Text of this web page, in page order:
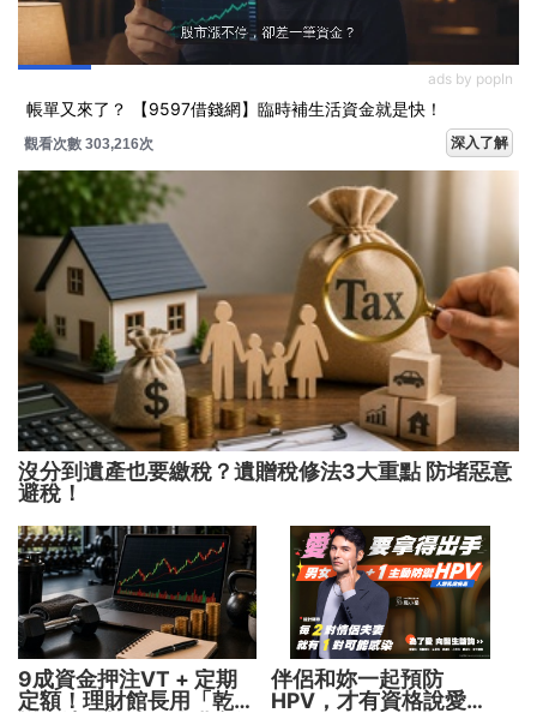
ads by popIn
帳單又來了？ 【9597借錢網】臨時補生活資金就是快！
觀看次數 303,216次 深入了解
沒分到遺產也要繳稅？遺贈稅修法3大重點 防堵惡意
避稅！
9成資金押注VT + 定期
定額！理財館長用「乾淨
伴侶和妳一起預防
HPV，才有資格說愛